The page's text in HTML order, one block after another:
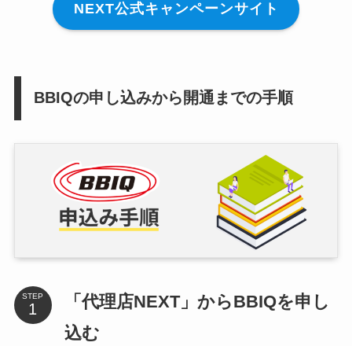
NEXT公式キャンペーンサイト
BBIQの申し込みから開通までの手順
STEP
「代理店NEXT」からBBIQを申し
込む